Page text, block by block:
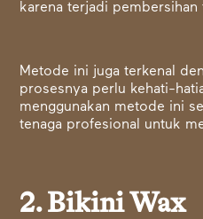
karena terjadi
Metode ini juga terkenal
prosesnya perlu kehati-
menggunakan metode ini
tenaga profesional untuk
2. Bikini Wax